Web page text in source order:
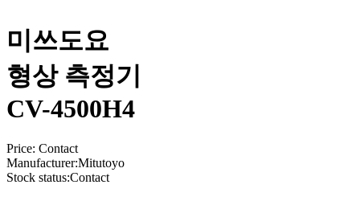
미쓰도요
형상 측정기
CV-4500H4
Price: Contact
Manufacturer:Mitutoyo
Stock status:Contact